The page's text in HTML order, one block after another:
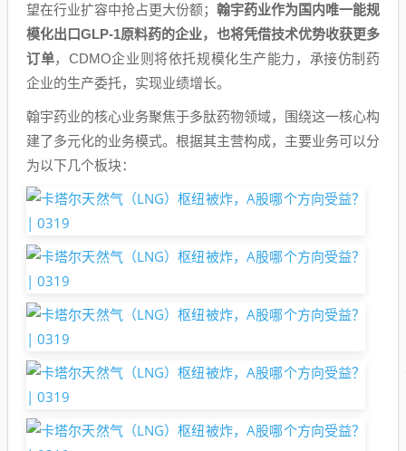
望在行业扩容中抢占更大份额； 翰宇药业作为国内唯一能规
模化出口GLP-1原料药的企业，也将凭借技术优势收获更多
订单，CDMO企业则将依托规模化生产能力，承接仿制药
企业的生产委托，实现业绩增长。
翰宇药业的核心业务聚焦于多肽药物领域，围绕这一核心构
建了多元化的业务模式。根据其主营构成，主要业务可以分
为以下几个板块：